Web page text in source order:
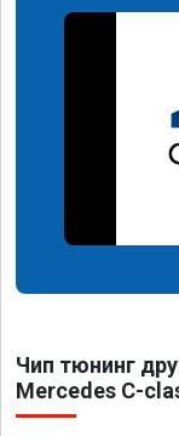
Чип тюнинг
Mercedes C-